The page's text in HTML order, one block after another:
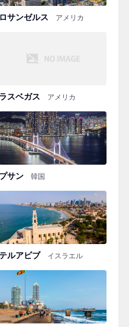
ロサンゼルス アメリカ
ラスベガス アメリカ
プサン 韓国
テルアビブ イスラエル